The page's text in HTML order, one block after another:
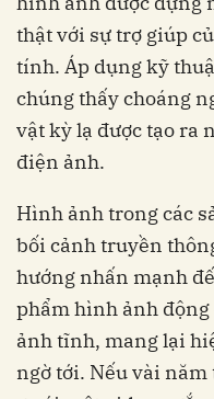
thật với sự trợ giúp
tính. Áp dụng kỹ
chúng thấy choáng
vật kỳ lạ được tạo ra
điện ảnh.
Hình ảnh trong các
bối cảnh truyền
hướng nhấn mạnh
phẩm hình ảnh
ảnh tĩnh, mang lại
ngờ tới. Nếu vài